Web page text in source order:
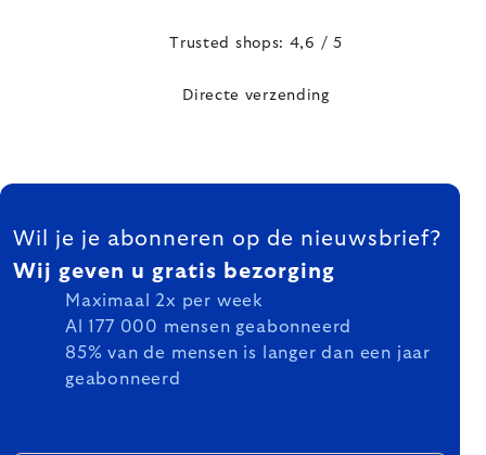
Trusted shops: 4,6 / 5
Directe verzending
FOOTER
Wil je je abonneren op de nieuwsbrief?
Wij geven u gratis bezorging
Maximaal 2x per week
Al 177 000 mensen geabonneerd
85% van de mensen is langer dan een jaar
geabonneerd